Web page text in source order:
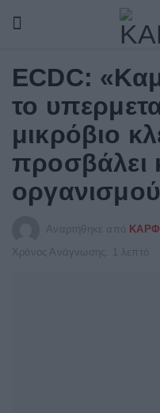
ECDC:
το
μικρόβιο
προσβάλει
Αναρτήθηκε από
Χρόνος Ανάγνωσης: 1 λεπτό